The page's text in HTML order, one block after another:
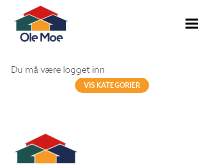
Du må være logget inn
VIS KATEGORIER